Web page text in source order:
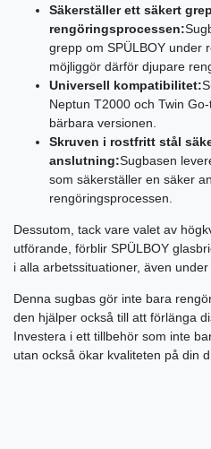
Säkerställer ett säkert
rengöringsprocessen:
grepp om SPÜLBOY under
möjliggör därför djupare
Universell kompatibilitet:
Neptun T2000 och Twin
bärbara versionen.
Skruven i rostfritt stål
anslutning:Sugbasen
som säkerställer en säker
rengöringsprocessen.
Dessutom, tack vare valet av
utförande, förblir SPÜLBOY
i alla arbetssituationer, även
Denna sugbas gör inte bara
den hjälper också till att förlänga
Investera i ett tillbehör som inte
utan också ökar kvaliteten på din